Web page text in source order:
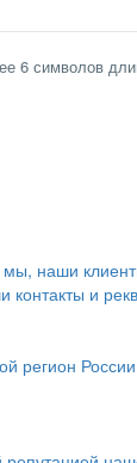
6 символов
мы, наши
и
регион